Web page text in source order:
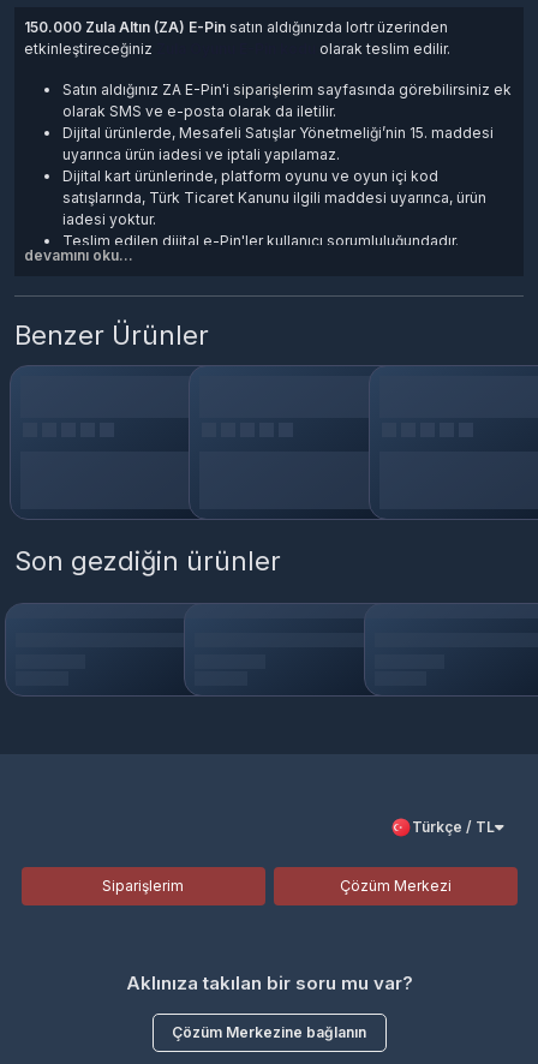
150.000 Zula Altın (ZA) E-Pin satın aldığınızda lortr üzerinden
etkinleştireceğiniz
olarak teslim edilir.
Satın aldığınız ZA E-Pin'i siparişlerim sayfasında görebilirsiniz ek
olarak SMS ve e-posta olarak da iletilir.
Dijital ürünlerde, Mesafeli Satışlar Yönetmeliği’nin 15. maddesi
uyarınca ürün iadesi ve iptali yapılamaz.
Dijital kart ürünlerinde, platform oyunu ve oyun içi kod
satışlarında, Türk Ticaret Kanunu ilgili maddesi uyarınca, ürün
iadesi yoktur.
Teslim edilen dijital e-Pin'ler kullanıcı sorumluluğundadır.
Dijital ürünler kargo veya posta yolu ile gönderilmez.
teslim edilen ürün anahtarını aktif ederek Oyun/Hizmetleri
cihazınıza indirmeniz gerekir.
devamını oku...
Benzer Ürünler
Son gezdiğin ürünler
Türkçe / TL
Siparişlerim Çözüm Merkezi
Aklınıza takılan bir soru mu var?
Çözüm Merkezine bağlanın